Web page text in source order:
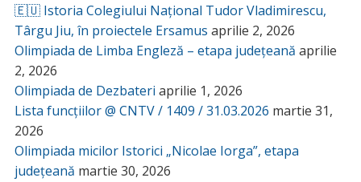
🇪🇺 Istoria Colegiului Național Tudor Vladimirescu,
Târgu Jiu, în proiectele Ersamus aprilie 2, 2026
Olimpiada de Limba Engleză – etapa județeană aprilie
2, 2026
Olimpiada de Dezbateri aprilie 1, 2026
Lista funcțiilor @ CNTV / 1409 / 31.03.2026 martie 31,
2026
Olimpiada micilor Istorici „Nicolae Iorga”, etapa
județeană martie 30, 2026